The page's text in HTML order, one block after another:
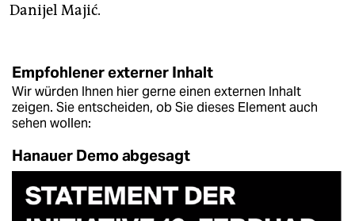
Danijel Majić.
Empfohlener externer Inhalt
Wir würden Ihnen hier gerne einen externen Inhalt
zeigen. Sie entscheiden, ob Sie dieses Element auch
sehen wollen:
Hanauer Demo abgesagt